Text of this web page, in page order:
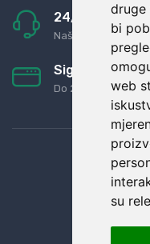
druge
bi
web
su
24/7 odlična
Naši agenti uvijek
Sigurno
Do 24 rata bez